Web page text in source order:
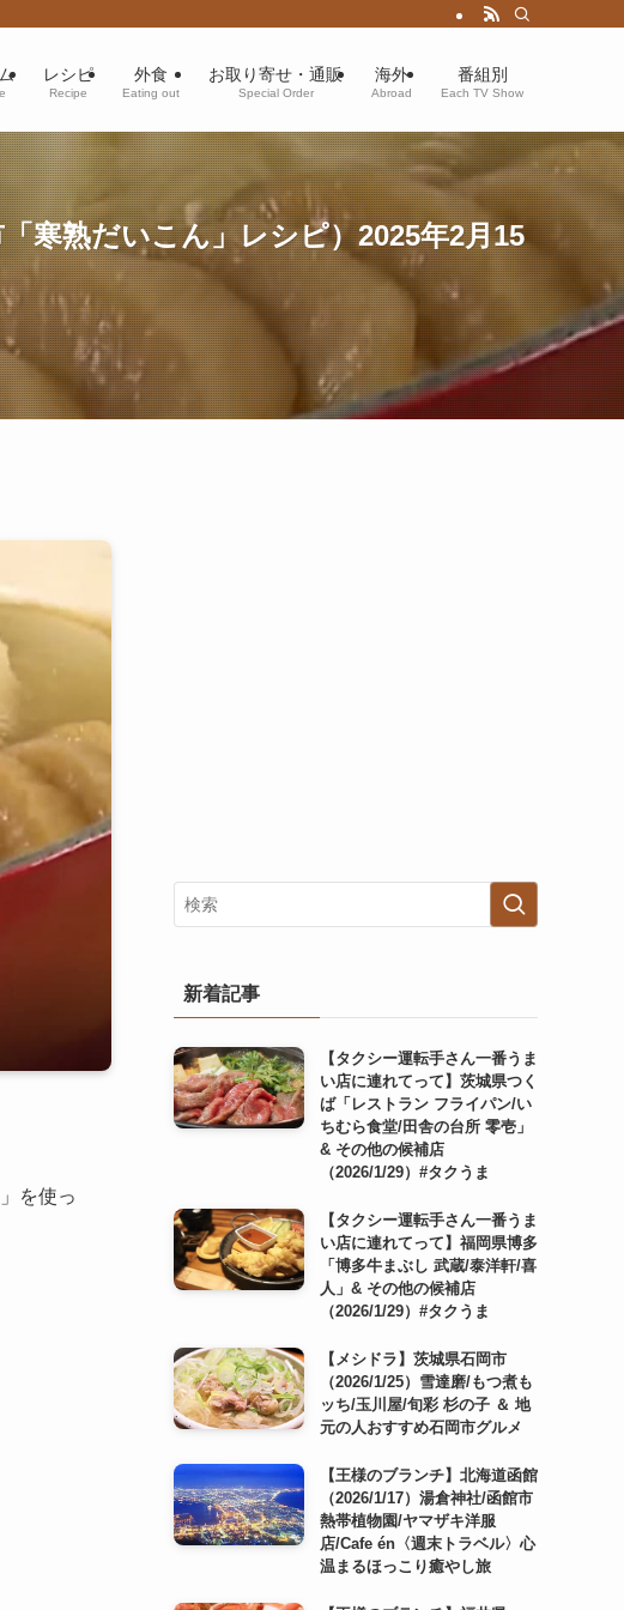
レシピ
Recipe
外食
Eating out
お取り寄せ・通販
Special Order
海外
Abroad
番組別
Each TV Show
寒熟だいこん」レシピ）2025年2月15
を使っ
新着記事
【タクシー運転手さん一番うま
い店に連れてって】茨城県つく
ば「レストラン フライパン/い
ちむら食堂/田舎の台所 零壱」
& その他の候補店
（2026/1/29）#タクうま
【タクシー運転手さん一番うま
い店に連れてって】福岡県博多
「博多牛まぶし 武蔵/泰洋軒/喜
人」& その他の候補店
（2026/1/29）#タクうま
【メシドラ】茨城県石岡市
（2026/1/25）雪達磨/もつ煮も
ッち/玉川屋/旬彩 杉の子 ＆ 地
元の人おすすめ石岡市グルメ
【王様のブランチ】北海道函館
（2026/1/17）湯倉神社/函館市
熱帯植物園/ヤマザキ洋服
店/Cafe én〈週末トラベル〉心
温まるほっこり癒やし旅